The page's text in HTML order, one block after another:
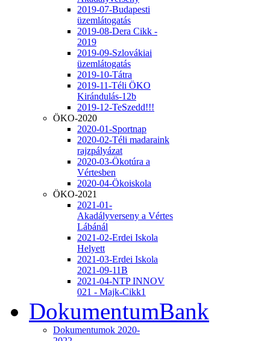
2019-07-Budapesti
üzemlátogatás
2019-08-Dera Cikk -
2019
2019-09-Szlovákiai
üzemlátogatás
2019-10-Tátra
2019-11-Téli ÖKO
Kirándulás-12b
2019-12-TeSzedd!!!
ÖKO-2020
2020-01-Sportnap
2020-02-Téli madaraink
rajzpályázat
2020-03-Ökotúra a
Vértesben
2020-04-Ökoiskola
ÖKO-2021
2021-01-
Akadályverseny a Vértes
Lábánál
2021-02-Erdei Iskola
Helyett
2021-03-Erdei Iskola
2021-09-11B
2021-04-NTP INNOV
021 - Majk-Cikk1
DokumentumBank
Dokumentumok 2020-